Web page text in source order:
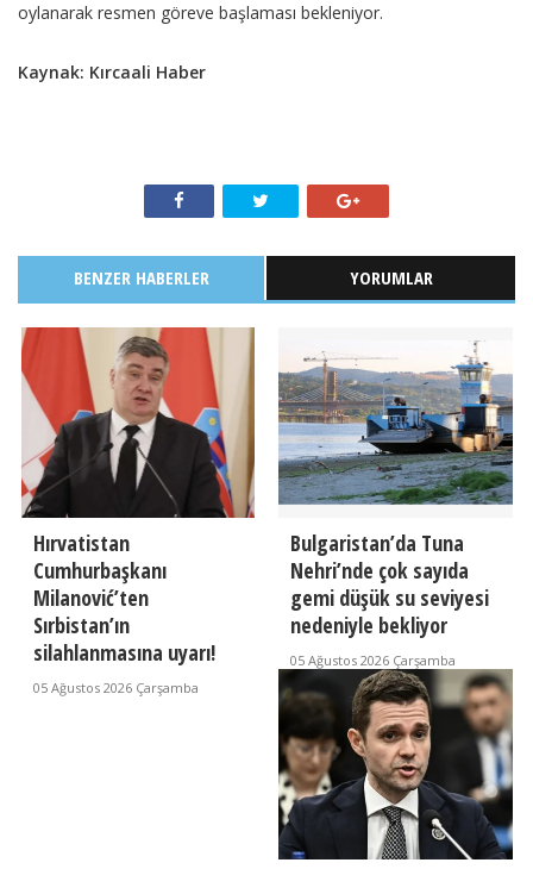
oylanarak resmen göreve başlaması bekleniyor.
Kaynak: Kırcaali Haber
BENZER HABERLER YORUMLAR
Hırvatistan
Cumhurbaşkanı
Milanović’ten
Sırbistan’ın
silahlanmasına uyarı!
05 Ağustos 2026 Çarşamba
Bulgaristan’da Tuna
Nehri’nde çok sayıda
gemi düşük su seviyesi
nedeniyle bekliyor
05 Ağustos 2026 Çarşamba